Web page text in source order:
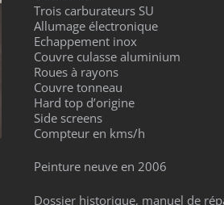
Trois carburateurs SU
Allumage électronique
Echappement inox
Couvre culasse aluminium
Roues à rayons
Couvre tonneau
Hard top d’origine
Side screens
Compteur en kms/h
Peinture neuve en 2006
Dossier historique, manuel de